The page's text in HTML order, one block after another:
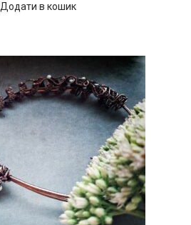
Додати в кошик